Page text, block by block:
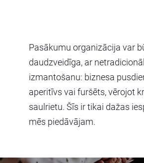
Pasākumu organizācija var
daudzveidīga, ar
izmantošanu: biznesa
aperitīvs vai furšēts, vērojot
saulrietu. Šīs ir tikai dažas
mēs piedāvājam.